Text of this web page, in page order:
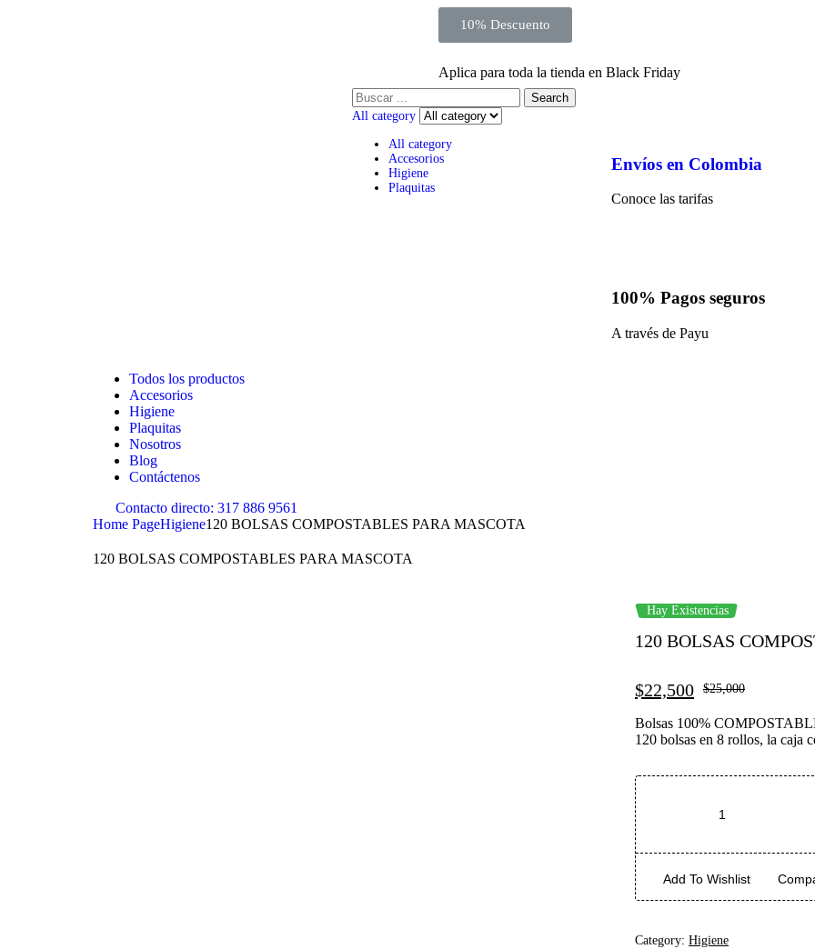
10% Descuento
Aplica para toda la tienda en Black Friday
Search
All category
All category
Accesorios
Higiene
Plaquitas
Envíos en Colombia
Conoce las tarifas
100% Pagos seguros
A través de Payu
Todos los productos
Accesorios
Higiene
Plaquitas
Nosotros
Blog
Contáctenos
Contacto directo: 317 886 9561
Home PageHigiene120 BOLSAS COMPOSTABLES PARA MASCOTA
120 BOLSAS COMPOSTABLES PARA MASCOTA
Hay Existencias
120 BOLSAS
$25,000
$22,500
Bolsas 100%
120 bolsas en 8 rollos, la caja
Add To Wishlist
Category: Higiene